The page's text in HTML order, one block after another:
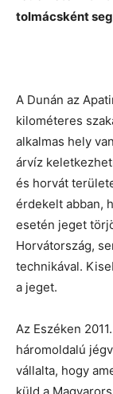
tolmácsként
A Dunán az
kilométeres
alkalmas hely
árvíz
és horvát
érdekelt abban,
esetén jeget
Horvátország,
technikával.
a jeget.
Az Eszéken
háromoldalú
vállalta, hogy